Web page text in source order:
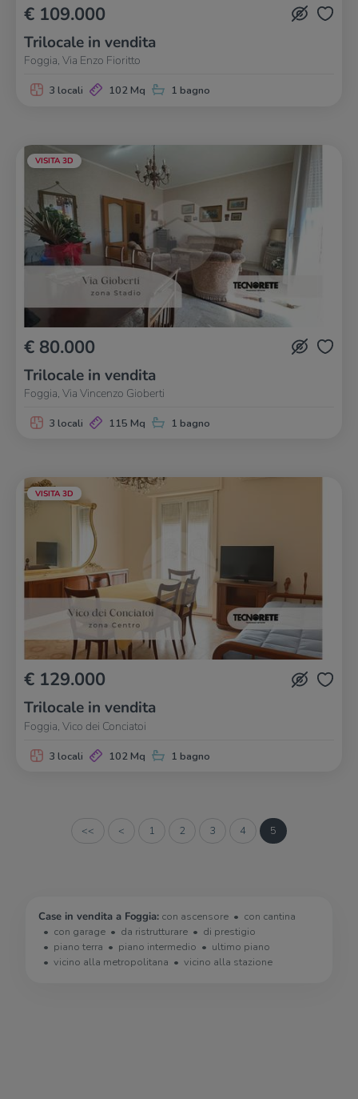
€ 109.000
Trilocale in vendita
Foggia, Via Enzo Fioritto
3 locali 102 Mq 1 bagno
VISITA 3D
€ 80.000
Trilocale in vendita
Foggia, Via Vincenzo Gioberti
3 locali 115 Mq 1 bagno
VISITA 3D
€ 129.000
Trilocale in vendita
Foggia, Vico dei Conciatoi
3 locali 102 Mq 1 bagno
<< < 1 2 3 4 5
Case in vendita a Foggia: con ascensore
con cantina
con garage
da ristrutturare
di prestigio
piano terra
piano intermedio
ultimo piano
vicino alla metropolitana
vicino alla stazione